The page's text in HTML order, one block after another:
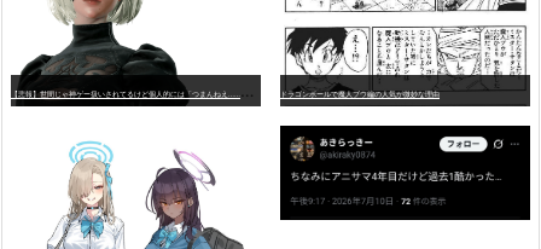
ドラゴンボールで魔人ブウ編の人気が微妙な理由